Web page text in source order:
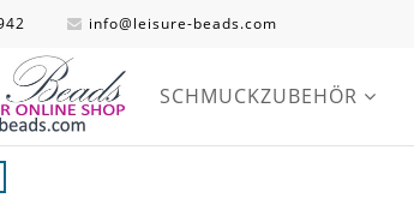
info@leisure-beads.com
SCHMUCKZUBEHÖR